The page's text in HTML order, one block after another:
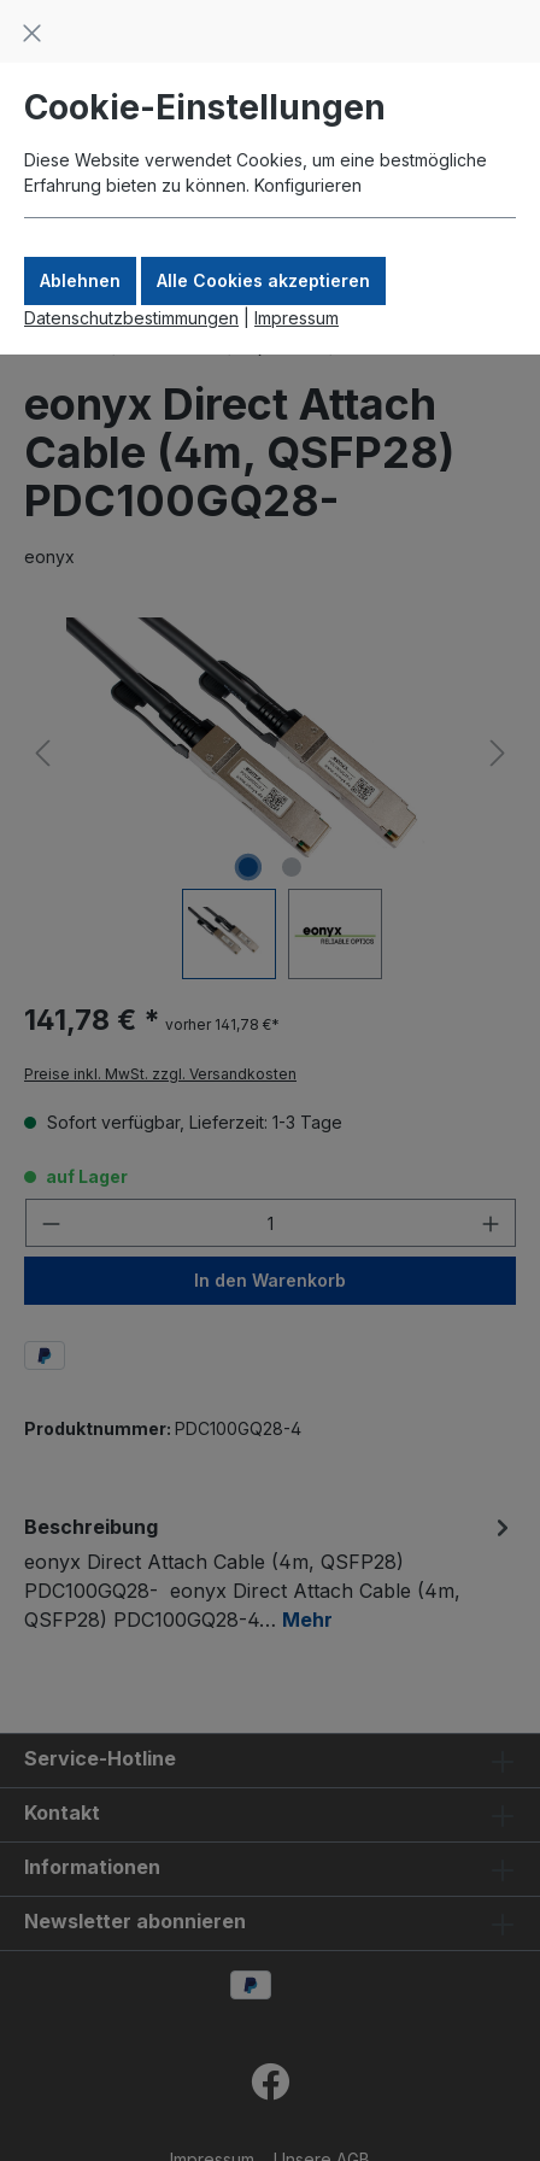
springen
Zahlung per Paypal
eonyx Direct Attach
Cable (4m, QSFP28)
PDC100GQ28-
eonyx
141,78 € * vorher 141,78 €*
Preise inkl. MwSt. zzgl. Versandkosten
Sofort verfügbar, Lieferzeit: 1-3 Tage
auf Lager
In den Warenkorb
Produktnummer: PDC100GQ28-4
Beschreibung
eonyx Direct Attach Cable (4m, QSFP28)
PDC100GQ28- eonyx Direct Attach Cable (4m,
QSFP28) PDC100GQ28-4… Mehr
Service-Hotline
Kontakt
Informationen
Newsletter abonnieren
Cookie-Einstellungen
Diese Website verwendet Cookies, um eine bestmögliche
Erfahrung bieten zu können. Konfigurieren
Ablehnen
Alle Cookies akzeptieren
Datenschutzbestimmungen
Impressum